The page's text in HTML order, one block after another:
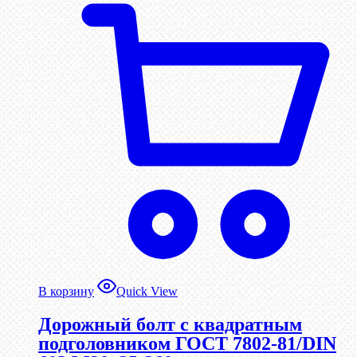
В корзину Quick View
Дорожный болт с квадратным
подголовником ГОСТ 7802-81/DIN